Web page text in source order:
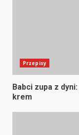
Przepisy
Babci zupa z
krem